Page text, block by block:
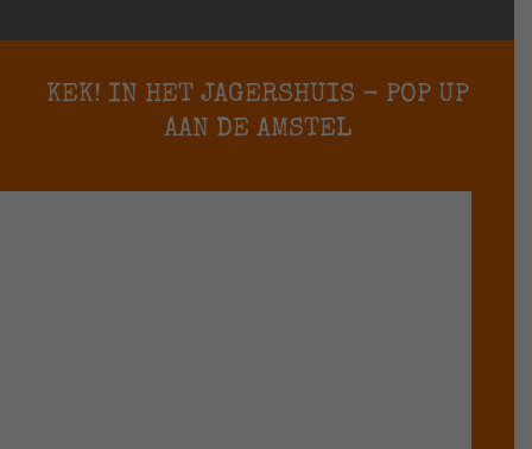
KEK! IN HET JAGERSHUIS - POP UP
AAN DE AMSTEL